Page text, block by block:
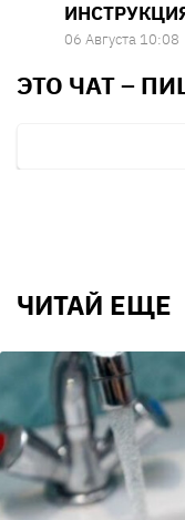
06 Августа 10:08
ЭТО ЧАТ –
ЧИТАЙ ЕЩЕ